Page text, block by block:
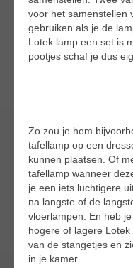
voor het samenstellen
gebruiken als je de
Lotek lamp een set is
pootjes schaf je dus
Zo zou je hem
tafellamp op een
kunnen plaatsen. Of
tafellamp wanneer
je een iets luchtigere
na langste of de
vloerlampen. En heb
hogere of lagere
van de stangetjes en
in je kamer.